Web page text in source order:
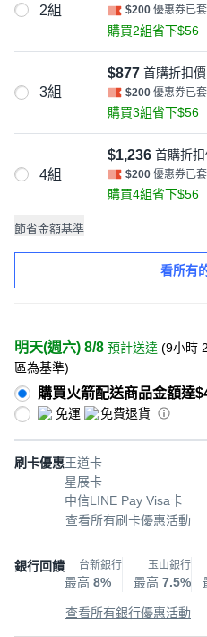
2組 $200 優惠券已
購買2組省下$56
3組
$877 首購折扣價
$200 優惠券已
購買3組省下$56
4組
$1,236 首購折扣
$200 優惠券已
購買4組省下$56
節省金額基準
看所有
明天(週六) 8/8 預計送達 (9小時
區為基準)
購買火箭配送商品金額達
免運 免費退貨
刷卡優惠王道卡
星展卡
中信LINE Pay Visa卡
查看所有刷卡優惠活動
銀行回饋 台新銀行
最高 8%
玉山銀行
最高 7.5%
查看所有銀行優惠活動